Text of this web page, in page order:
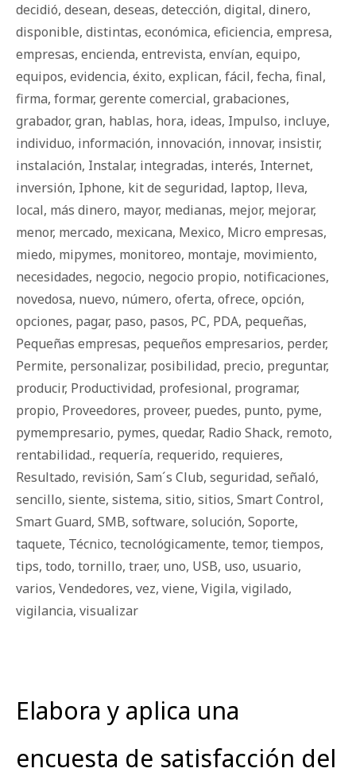
decidió, desean, deseas, detección, digital, dinero,
disponible, distintas, económica, eficiencia, empresa,
empresas, encienda, entrevista, envían, equipo,
equipos, evidencia, éxito, explican, fácil, fecha, final,
firma, formar, gerente comercial, grabaciones,
grabador, gran, hablas, hora, ideas, Impulso, incluye,
individuo, información, innovación, innovar, insistir,
instalación, Instalar, integradas, interés, Internet,
inversión, Iphone, kit de seguridad, laptop, lleva,
local, más dinero, mayor, medianas, mejor, mejorar,
menor, mercado, mexicana, Mexico, Micro empresas,
miedo, mipymes, monitoreo, montaje, movimiento,
necesidades, negocio, negocio propio, notificaciones,
novedosa, nuevo, número, oferta, ofrece, opción,
opciones, pagar, paso, pasos, PC, PDA, pequeñas,
Pequeñas empresas, pequeños empresarios, perder,
Permite, personalizar, posibilidad, precio, preguntar,
producir, Productividad, profesional, programar,
propio, Proveedores, proveer, puedes, punto, pyme,
pymempresario, pymes, quedar, Radio Shack, remoto,
rentabilidad., requería, requerido, requieres,
Resultado, revisión, Sam´s Club, seguridad, señaló,
sencillo, siente, sistema, sitio, sitios, Smart Control,
Smart Guard, SMB, software, solución, Soporte,
taquete, Técnico, tecnológicamente, temor, tiempos,
tips, todo, tornillo, traer, uno, USB, uso, usuario,
varios, Vendedores, vez, viene, Vigila, vigilado,
vigilancia, visualizar
Elabora y aplica una
encuesta de satisfacción del